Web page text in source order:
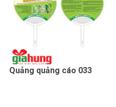
Quảng quảng cáo 033